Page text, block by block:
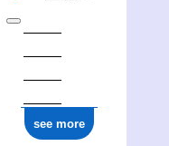
see more